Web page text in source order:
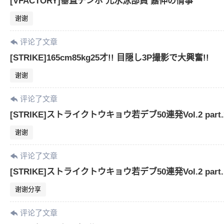
谢谢
评论了文章
[STRIKE]165cm85kg25才!! 目隠し3P撮影で大興奮!!
谢谢
评论了文章
[STRIKE]ストライクトウキョウ若デブ50連発Vol.2
谢谢
评论了文章
[STRIKE]ストライクトウキョウ若デブ50連発Vol.2
谢谢分享
评论了文章